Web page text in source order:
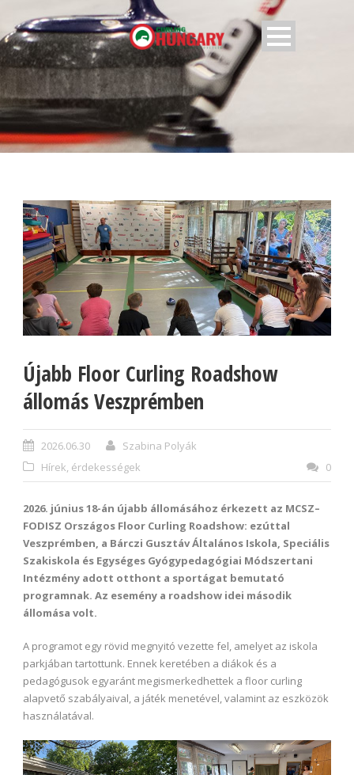
Újabb Floor Curling Roadshow
állomás Veszprémben
2026.06.30
Szabina Polyák
Hírek, érdekességek
0
2026. június 18-án újabb állomásához érkezett az MCSZ–
FODISZ Országos Floor Curling Roadshow: ezúttal
Veszprémben, a Bárczi Gusztáv Általános Iskola, Speciális
Szakiskola és Egységes Gyógypedagógiai Módszertani
Intézmény adott otthont a sportágat bemutató
programnak. Az esemény a roadshow idei második
állomása volt.
A programot egy rövid megnyitó vezette fel, amelyet az iskola
parkjában tartottunk. Ennek keretében a diákok és a
pedagógusok egyaránt megismerkedhettek a floor curling
alapvető szabályaival, a játék menetével, valamint az eszközök
használatával.